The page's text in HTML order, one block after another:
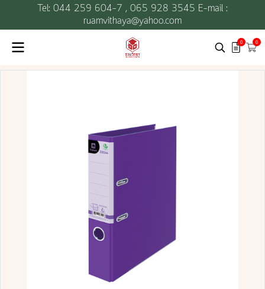
Tel: 044 259 604-7 , 065 928 3545 E-mail :
ruamvithaya@yahoo.com
0 0